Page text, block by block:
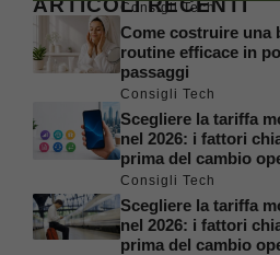
ARTICOLI RECENTI
Consigli Tech
Come costruire una
routine efficace in
passaggi
Consigli Tech
Scegliere la tariffa
nel 2026: i fattori
prima del cambio
Consigli Tech
Scegliere la tariffa
nel 2026: i fattori
prima del cambio